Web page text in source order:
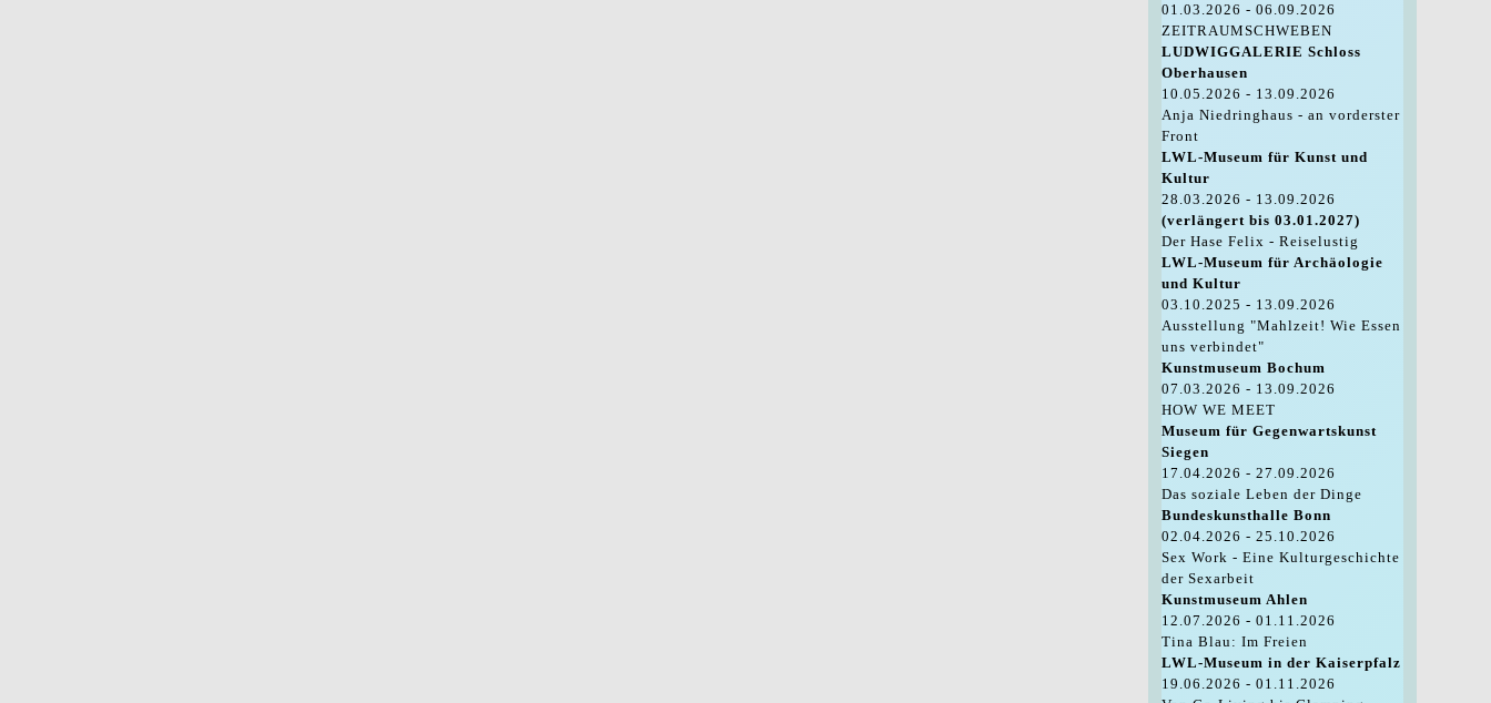
01.03.2026 - 06.09.2026
ZEITRAUMSCHWEBEN
LUDWIGGALERIE Schloss
Oberhausen
10.05.2026 - 13.09.2026
Anja Niedringhaus - an vorderster
Front
LWL-Museum für Kunst und
Kultur
28.03.2026 - 13.09.2026
(verlängert bis 03.01.2027)
Der Hase Felix - Reiselustig
LWL-Museum für Archäologie
und Kultur
03.10.2025 - 13.09.2026
Ausstellung "Mahlzeit! Wie Essen
uns verbindet"
Kunstmuseum Bochum
07.03.2026 - 13.09.2026
HOW WE MEET
Museum für Gegenwartskunst
Siegen
17.04.2026 - 27.09.2026
Das soziale Leben der Dinge
Bundeskunsthalle Bonn
02.04.2026 - 25.10.2026
Sex Work - Eine Kulturgeschichte
der Sexarbeit
Kunstmuseum Ahlen
12.07.2026 - 01.11.2026
Tina Blau: Im Freien
LWL-Museum in der Kaiserpfalz
19.06.2026 - 01.11.2026